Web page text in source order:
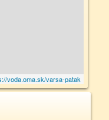
voda.oma.sk/varsa-patak